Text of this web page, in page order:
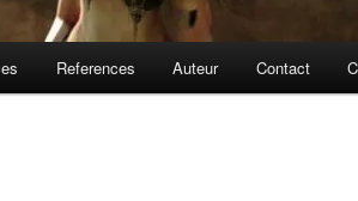
References Auteur Contact